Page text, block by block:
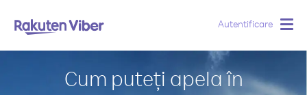
Autentificare
Cum puteți apela în